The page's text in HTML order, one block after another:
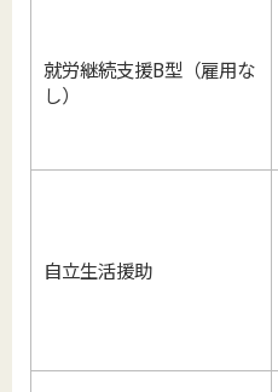
就労継続支援B型（雇用な
し）
自立生活援助